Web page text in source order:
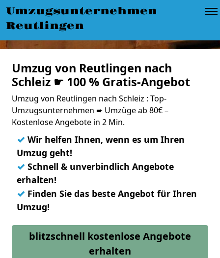
Umzugsunternehmen
Reutlingen
Umzug von Reutlingen nach
Schleiz ☛ 100 % Gratis-Angebot
Umzug von Reutlingen nach Schleiz : Top-
Umzugsunternehmen ➨ Umzüge ab 80€ –
Kostenlose Angebote in 2 Min.
✓ Wir helfen Ihnen, wenn es um Ihren
Umzug geht!
✓ Schnell & unverbindlich Angebote
erhalten!
✓ Finden Sie das beste Angebot für Ihren
Umzug!
blitzschnell kostenlose Angebote
erhalten